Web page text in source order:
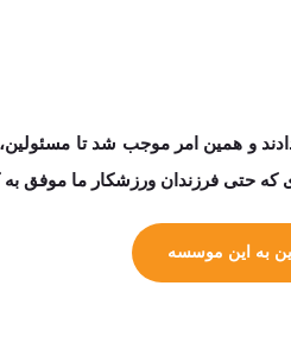
و همین امر موجب شد تا
که حتی فرزندان ورزشکار ما موفق
به این موسسه